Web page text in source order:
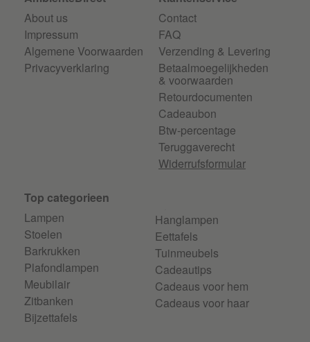
About us
Impressum
Algemene Voorwaarden
Privacyverklaring
Contact
FAQ
Verzending & Levering
Betaalmoegelijkheden
& voorwaarden
Retourdocumenten
Cadeaubon
Btw-percentage
Teruggaverecht
Widerrufsformular
Top categorieen
Lampen
Stoelen
Barkrukken
Plafondlampen
Meubilair
Zitbanken
Bijzettafels
Hanglampen
Eettafels
Tuinmeubels
Cadeautips
Cadeaus voor hem
Cadeaus voor haar